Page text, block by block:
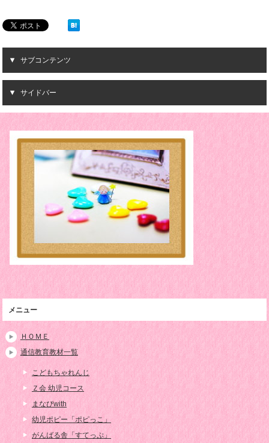
サブコンテンツ
サイドバー
メニュー
ＨＯＭＥ
通信教育教材一覧
こどもちゃれんじ
Ｚ会 幼児コース
まなびwith
幼児ポピー「ポピっこ」
がんばる舎「すてっぷ」